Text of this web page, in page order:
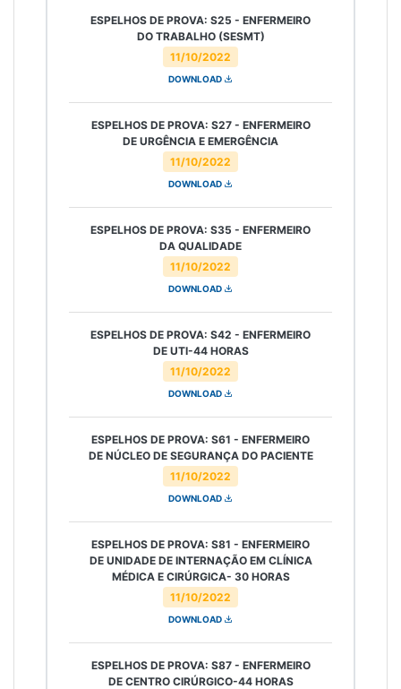
11/10/2022
ESPELHOS DE PROVA: S25 - ENFERMEIRO
DO TRABALHO (SESMT)
DOWNLOAD
11/10/2022
ESPELHOS DE PROVA: S27 - ENFERMEIRO
DE URGÊNCIA E EMERGÊNCIA
DOWNLOAD
11/10/2022
ESPELHOS DE PROVA: S35 - ENFERMEIRO
DA QUALIDADE
DOWNLOAD
11/10/2022
ESPELHOS DE PROVA: S42 - ENFERMEIRO
DE UTI-44 HORAS
DOWNLOAD
11/10/2022
ESPELHOS DE PROVA: S61 - ENFERMEIRO
DE NÚCLEO DE SEGURANÇA DO PACIENTE
DOWNLOAD
11/10/2022
ESPELHOS DE PROVA: S81 - ENFERMEIRO
DE UNIDADE DE INTERNAÇÃO EM CLÍNICA
MÉDICA E CIRÚRGICA- 30 HORAS
DOWNLOAD
ESPELHOS DE PROVA: S87 - ENFERMEIRO
DE CENTRO CIRÚRGICO-44 HORAS